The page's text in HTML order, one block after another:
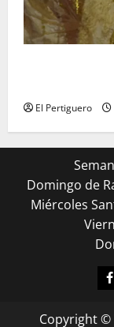
El Pertiguero
Domingo de
Miércoles
Copyright ©